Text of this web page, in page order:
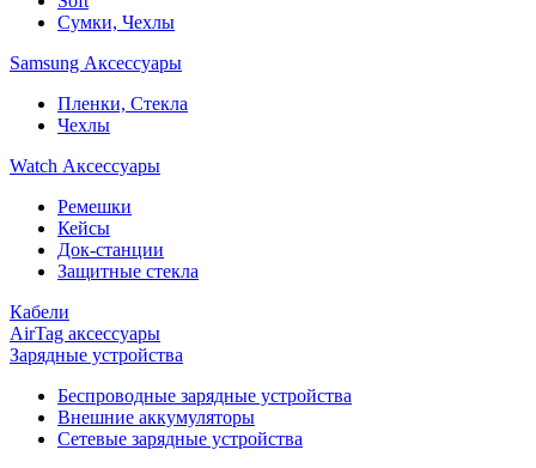
Сумки, Чехлы
Samsung Аксессуары
Пленки, Стекла
Чехлы
Watch Аксессуары
Ремешки
Кейсы
Док-станции
Защитные стекла
Кабели
AirTag аксессуары
Зарядные устройства
Беспроводные зарядные устройства
Внешние аккумуляторы
Сетевые зарядные устройства